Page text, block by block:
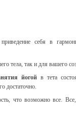
приведение себя в
тела, так и для вашего
йогойв тета
достаточно.
что возможно все.